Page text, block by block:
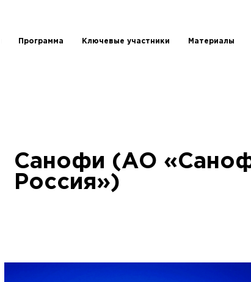
Программа Ключевые участники Материалы
Санофи (АО
Россия»)